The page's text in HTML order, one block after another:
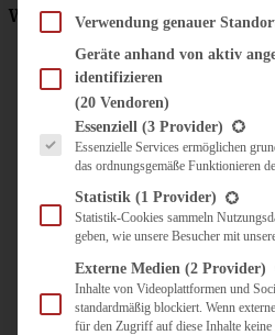
Wenn der Sauerteig noch jung
Verwendung genauer
Geräte anhand von aktiv
identifizieren
(20 Vendoren)
Es folgt eine Liste der Service-Gruppen, für
Essenziell (3 Provider)
Essenzielle Services ermöglichen
das ordnungsgemäße Funktionieren
Statistik (1 Provider)
Statistik-Cookies sammeln
geben, wie unsere Besucher mit
Externe Medien (2 Provider)
Inhalte von Videoplattformen und
standardmäßig blockiert. Wenn
für den Zugriff auf diese Inhalte